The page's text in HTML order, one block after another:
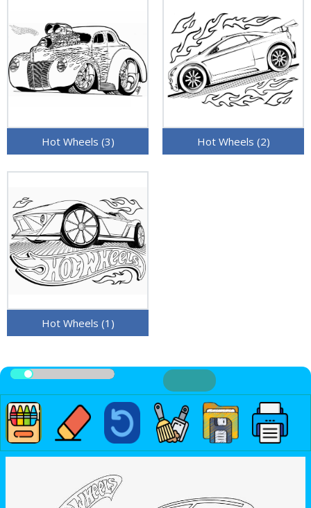
Hot Wheels (3) Hot Wheels (2)
Hot Wheels (1)